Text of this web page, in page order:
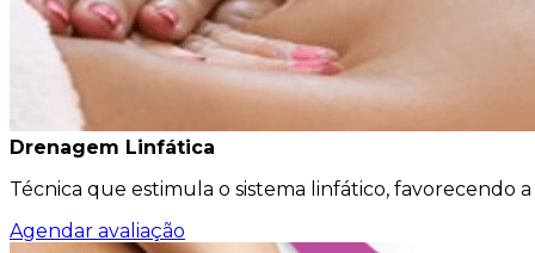
Drenagem Linfática
Técnica que estimula o sistema linfático, favorecendo
Agendar avaliação